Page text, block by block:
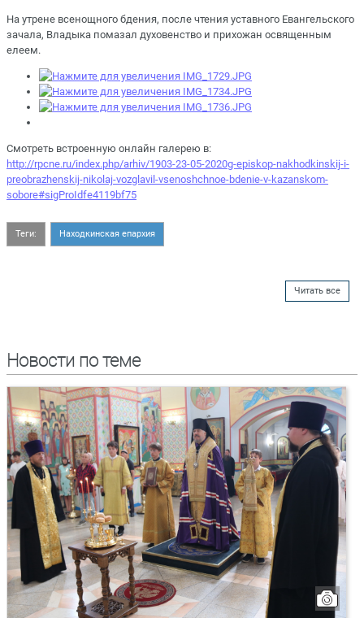
На утрене всенощного бдения, после чтения уставного Евангельского
зачала, Владыка помазал духовенство и прихожан освященным
елеем.
Смотреть встроенную онлайн галерею в:
http://rpcne.ru/index.php/arhiv/1903-23-05-2020g-episkop-nakhodkinskij-i-
preobrazhenskij-nikolaj-vozglavil-vsenoshchnoe-bdenie-v-kazanskom-
sobore#sigProIdfe4119bf75
Теги: Находкинская епархия
Читать все
Новости по теме